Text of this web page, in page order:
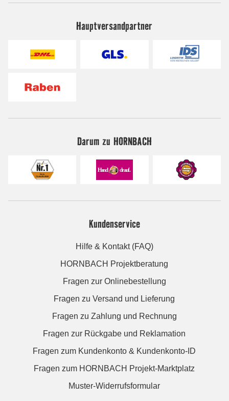
Hauptversandpartner
Darum zu HORNBACH
Kundenservice
Hilfe & Kontakt (FAQ)
HORNBACH Projektberatung
Fragen zur Onlinebestellung
Fragen zu Versand und Lieferung
Fragen zu Zahlung und Rechnung
Fragen zur Rückgabe und Reklamation
Fragen zum Kundenkonto & Kundenkonto-ID
Fragen zum HORNBACH Projekt-Marktplatz
Muster-Widerrufsformular